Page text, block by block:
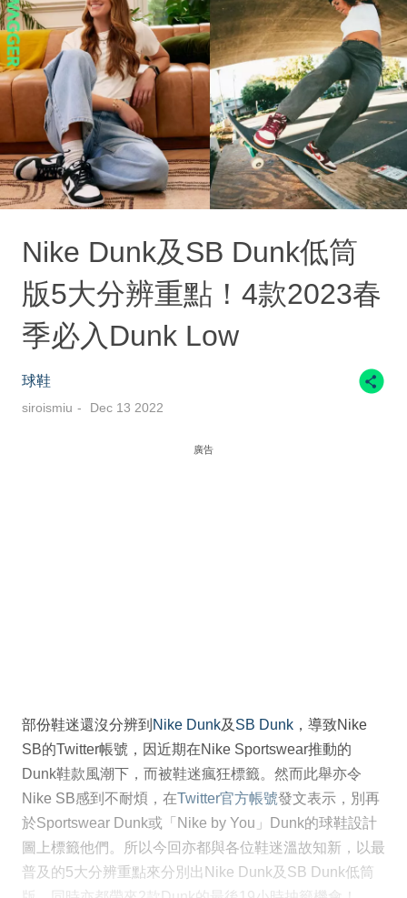
Nike Dunk及SB Dunk低筒
版5大分辨重點！4款2023春
季必入Dunk Low
球鞋
siroismiu Dec 13 2022
廣告
部份鞋迷還沒分辨到 Nike Dunk及 SB Dunk ，導致Nike
SB的Twitter帳號，因近期在Nike Sportswear推動的
Dunk鞋款風潮下，而被鞋迷瘋狂標籤。然而此舉亦令
Nike SB感到不耐煩，在Twitter官方帳號發文表示，別再
於Sportswear Dunk或「Nike by You」Dunk的球鞋設計
圖上標籤他們。所以今回亦都與各位鞋迷溫故知新，以最
普及的5大分辨重點來分別出Nike Dunk及SB Dunk低筒